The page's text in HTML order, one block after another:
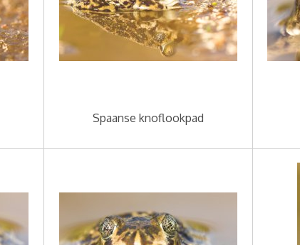
Spaanse knoflookpad